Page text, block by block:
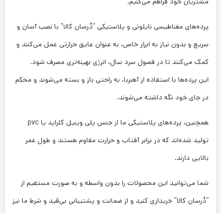
پرده‌های مغناطیسی نایلونی و پلاستیکی “دُرسان کالا” با نصب آسان و
سریع و بدون نیاز به ابزار خاص، به عنوان عایق حرارتی عمل می‌کنند و
کمک می‌کنند تا در فصول سرد سال، انرژی بهینه‌تری مصرف شود.
این پرده‌ها با استفاده از آهنربا، به راحتی باز و بسته می‌شوند و محکم
در جای خود نگه داشته می‌شوند.
همچنین، پرده‌های پلاستیکی ما از جنس پلی وینیل کلراید یا pvc
تولید شده‌اند که در برابر آفتاب و حرارت مقاوم هستند و طول عمر
بالایی دارند.
شما می‌توانید این محصولات را بدون واسطه و به صورت مستقیم از
“دُرسان کالا” خریداری کنید و از ضمانت و پشتیبانی بی‌قید و شرط ما نیز